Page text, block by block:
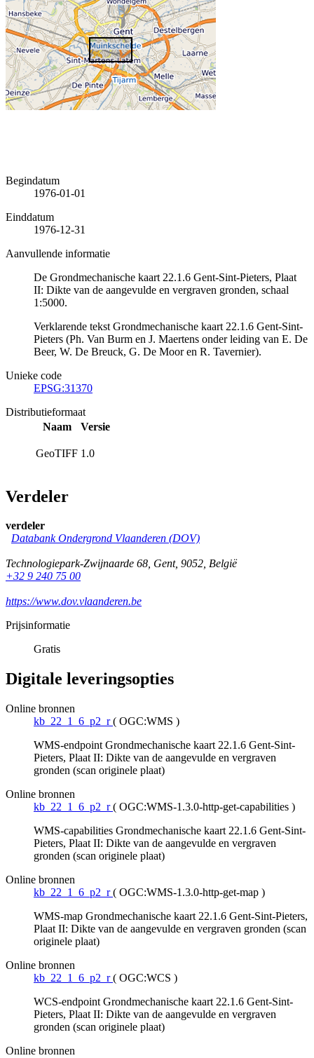
Begindatum
1976-01-01
Einddatum
1976-12-31
Aanvullende informatie
De Grondmechanische kaart 22.1.6 Gent-Sint-Pieters, Plaat
II: Dikte van de aangevulde en vergraven gronden, schaal
1:5000.
Verklarende tekst Grondmechanische kaart 22.1.6 Gent-Sint-
Pieters (Ph. Van Burm en J. Maertens onder leiding van E. De
Beer, W. De Breuck, G. De Moor en R. Tavernier).
Unieke code
EPSG:31370
Distributieformaat
Naam
Versie
GeoTIFF 1.0
Verdeler
verdeler
Databank Ondergrond Vlaanderen (DOV)
Technologiepark-Zwijnaarde 68, Gent, 9052, België
+32 9 240 75 00
https://www.dov.vlaanderen.be
Prijsinformatie
Gratis
Digitale leveringsopties
Online bronnen
kb_22_1_6_p2_r ( OGC:WMS )
WMS-endpoint Grondmechanische kaart 22.1.6 Gent-Sint-
Pieters, Plaat II: Dikte van de aangevulde en vergraven
gronden (scan originele plaat)
Online bronnen
kb_22_1_6_p2_r ( OGC:WMS-1.3.0-http-get-capabilities )
WMS-capabilities Grondmechanische kaart 22.1.6 Gent-Sint-
Pieters, Plaat II: Dikte van de aangevulde en vergraven
gronden (scan originele plaat)
Online bronnen
kb_22_1_6_p2_r ( OGC:WMS-1.3.0-http-get-map )
WMS-map Grondmechanische kaart 22.1.6 Gent-Sint-Pieters,
Plaat II: Dikte van de aangevulde en vergraven gronden (scan
originele plaat)
Online bronnen
kb_22_1_6_p2_r ( OGC:WCS )
WCS-endpoint Grondmechanische kaart 22.1.6 Gent-Sint-
Pieters, Plaat II: Dikte van de aangevulde en vergraven
gronden (scan originele plaat)
Online bronnen